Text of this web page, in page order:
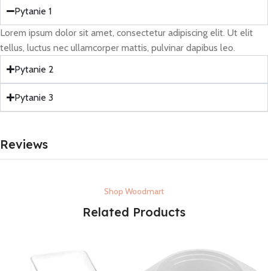
Pytanie 1
Lorem ipsum dolor sit amet, consectetur adipiscing elit. Ut elit
tellus, luctus nec ullamcorper mattis, pulvinar dapibus leo.
Pytanie 2
Pytanie 3
Reviews
Shop Woodmart
Related Products